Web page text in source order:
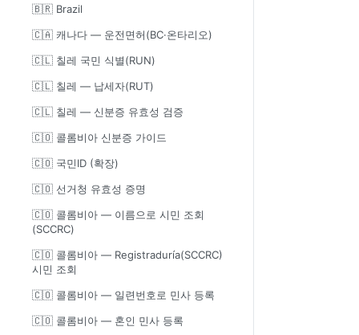
🇧🇷 Brazil
🇨🇦 캐나다 — 운전면허(BC·온타리오)
🇨🇱 칠레 국민 식별(RUN)
🇨🇱 칠레 — 납세자(RUT)
🇨🇱 칠레 — 신분증 유효성 검증
🇨🇴 콜롬비아 신분증 가이드
🇨🇴 국민ID (확장)
🇨🇴 선거청 유효성 증명
🇨🇴 콜롬비아 — 이름으로 시민 조회
(SCCRC)
🇨🇴 콜롬비아 — Registraduría(SCCRC)
시민 조회
🇨🇴 콜롬비아 — 일련번호로 민사 등록
🇨🇴 콜롬비아 — 혼인 민사 등록